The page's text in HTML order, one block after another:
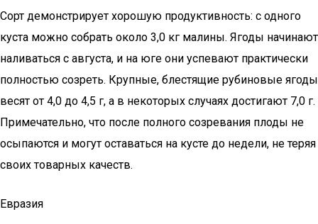
Сорт демонстрирует хорошую продуктивность: с одного
куста можно собрать около 3,0 кг малины. Ягоды начинают
наливаться с августа, и на юге они успевают практически
полностью созреть. Крупные, блестящие рубиновые ягоды
весят от 4,0 до 4,5 г, а в некоторых случаях достигают 7,0 г.
Примечательно, что после полного созревания плоды не
осыпаются и могут оставаться на кусте до недели, не теряя
своих товарных качеств.
Евразия